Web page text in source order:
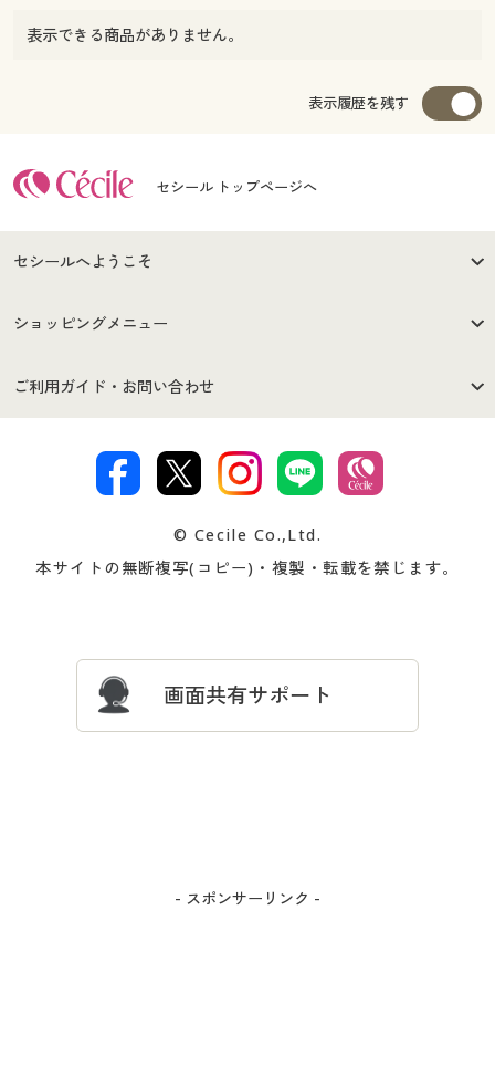
表示できる商品がありません。
表示履歴を残す
セシール トップページへ
セシールへようこそ
はじめての方へ
セシールご利用規約
著作権・商標について 会社案内
ショッピングメニュー
商品カテゴリ
プレゼント＆キャンペーン サイトマップ
ご利用ガイド・お問い合わせ
交換・返品は お支払は
ついて
忘れの場合
© Cecile Co.,Ltd.
本サイトの無断複写(コピー)・複製・転載を禁じます。
画面共有サポート
- スポンサーリンク -